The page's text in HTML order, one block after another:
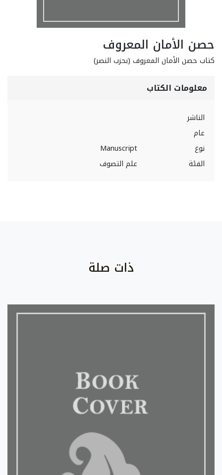
حصن الأمان المعروف
كتاب حصن الأمان المعروف (بحزب النصر)
معلومات الكتاب
الناشر
عام
نوع
Manuscript
الفئة
علم التصوف
ذات صلة